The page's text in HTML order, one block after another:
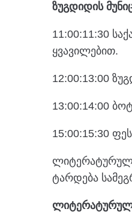
ზუგდიდის
11:00:11:30
ყვავილებით.
12:00:13:00
13:00:14:00
15:00:15:30
ტარდება